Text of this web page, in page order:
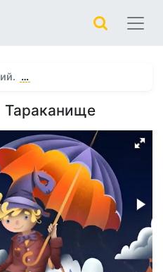
…
Тараканище